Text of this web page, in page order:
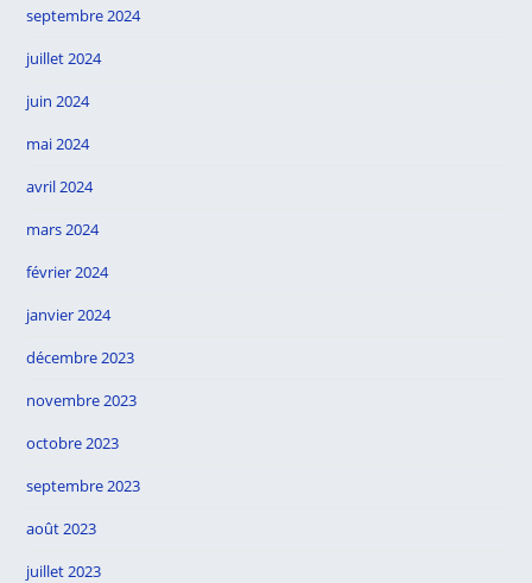
septembre 2024
juillet 2024
juin 2024
mai 2024
avril 2024
mars 2024
février 2024
janvier 2024
décembre 2023
novembre 2023
octobre 2023
septembre 2023
août 2023
juillet 2023